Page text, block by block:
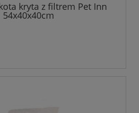
kryta z filtrem Pet Inn
54x40x40cm